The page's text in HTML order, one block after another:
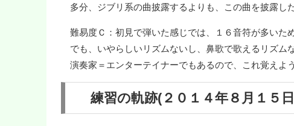
多分、ジブリ系の曲披露するよりも、この曲を披露し
難易度Ｃ：初見で弾いた感じでは、１６音符が多いた
でも、いやらしいリズムないし、鼻歌で歌えるリズム
演奏家＝エンターテイナーでもあるので、これ覚えよ
練習の軌跡(２０１４年８月１５日